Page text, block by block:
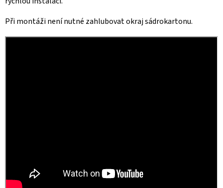
Při montáži není nutné zahlubovat okraj sádrokartonu.